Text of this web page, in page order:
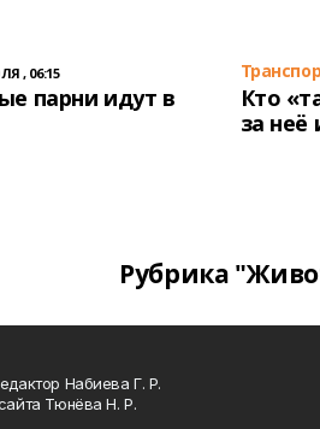
, 06:15
парни идут в
Кто
за неё
Рубрика
Набиева Г. Р.
Тюнёва Н. Р.